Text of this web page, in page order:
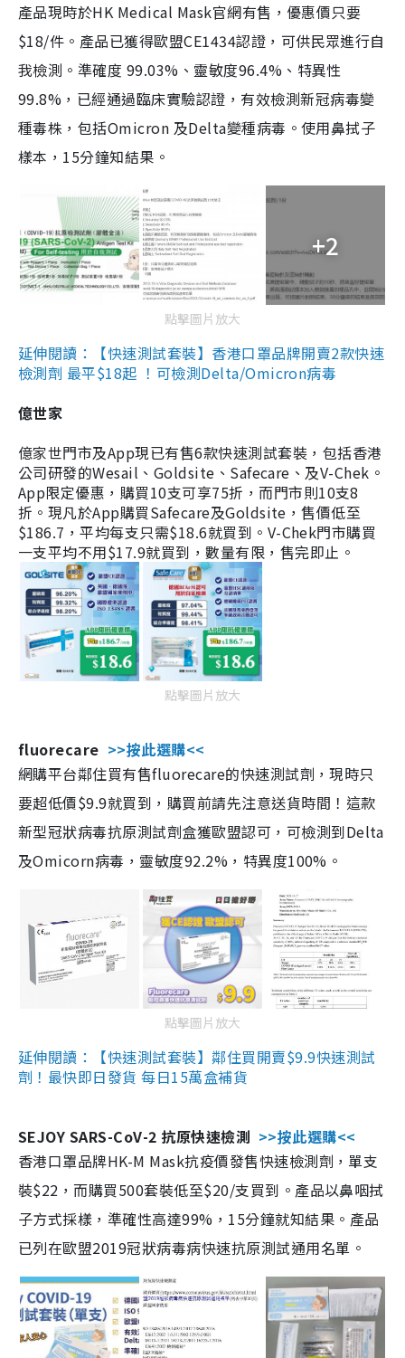
產品現時於HK Medical Mask官網有售，優惠價只要
$18/件。產品已獲得歐盟CE1434認證，可供民眾進行自
我檢測。準確度 99.03%、靈敏度96.4%、特異性
99.8%，已經通過臨床實驗認證，有效檢測新冠病毒變
種毒株，包括Omicron 及Delta變種病毒。使用鼻拭子
樣本，15分鐘知結果。
+2
點擊圖片放大
延伸閱讀：【快速測試套裝】香港口罩品牌開賣2款快速
檢測劑 最平$18起 ！可檢測Delta/Omicron病毒
億世家
億家世門市及App現已有售6款快速測試套裝，包括香港
公司研發的Wesail、Goldsite、Safecare、及V-Chek。
App限定優惠，購買10支可享75折，而門市則10支8
折。現凡於App購買Safecare及Goldsite，售價低至
$186.7，平均每支只需$18.6就買到。V-Chek門市購買
一支平均不用$17.9就買到，數量有限，售完即止。
點擊圖片放大
fluorecare >>按此選購<<
網購平台鄰住買有售fluorecare的快速測試劑，現時只
要超低價$9.9就買到，購買前請先注意送貨時間！這款
新型冠狀病毒抗原測試劑盒獲歐盟認可，可檢測到Delta
及Omicorn病毒，靈敏度92.2%，特異度100%。
點擊圖片放大
延伸閱讀：【快速測試套裝】鄰住買開賣$9.9快速測試
劑！最快即日發貨 每日15萬盒補貨
SEJOY SARS-CoV-2 抗原快速檢測 >>按此選購<<
香港口罩品牌HK-M Mask抗疫價發售快速檢測劑，單支
裝$22，而購買500套裝低至$20/支買到。產品以鼻咽拭
子方式採樣，準確性高達99%，15分鐘就知結果。產品
已列在歐盟2019冠狀病毒病快速抗原測試通用名單。